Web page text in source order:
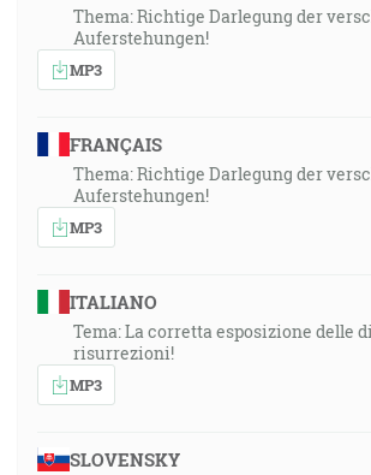
Thema: Richtige Darlegung der
Auferstehungen!
MP3
FRANÇAIS
Thema: Richtige Darlegung der
Auferstehungen!
MP3
ITALIANO
Tema: La corretta esposizione delle
risurrezioni!
MP3
SLOVENSKY